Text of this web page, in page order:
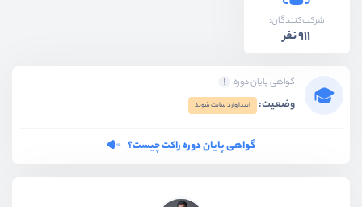
شرکت‌کنندگان:
911 نفر
گواهی پایان دوره
وضعیت: ابتدا وارد سایت شوید
گواهی پایان دوره راکت چیست؟